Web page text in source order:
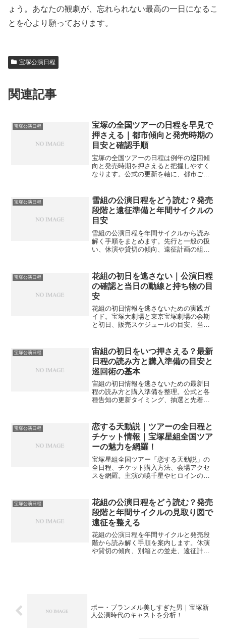
ょう。あなたの観劇が、忘れられない最高の一日になるこ
とを心より願っております。
宝塚公演日程
関連記事
宝塚公演日程
宝塚の全国ツアーの日程を早見で
押さえる｜都市傾向と発売時期の
目安と確認手順
宝塚の全国ツアーの日程は例年の巡回傾
向と発売時期を押さえると把握しやすく
なります。公式の更新を軸に、都市ごと
宝塚公演日程
雪組の公演日程をどう読む？発売
段階と遠征準備と年間サイクルの
目安
雪組の公演日程を年間サイクルから読み
解く手順をまとめます。先行と一般の扱
い、休演や貸切の傾向、遠征計画の組み
宝塚公演日程
花組の初日を逃さない｜公演日程
の確認と当日の動線と持ち物の目
安
花組の初日情報を逃さないための実践ガ
イド。宝塚大劇場と東京宝塚劇場の会期
と初日、販売スケジュールの目安、当日
宝塚公演日程
宙組の初日をいつ押さえる？最新
日程の読み方と購入準備の目安と
巡回術の基本
宙組の初日情報を逃さないための最新日
程の読み方と購入準備を整理。公式と各
種告知の更新タイミング、抽選と先着の
します。
宝塚公演日程
恋する天動説｜ツアーの全日程と
チケット情報｜宝塚星組全国ツア
ーの魅力を網羅！
宝塚星組全国ツアー「恋する天動説」の
全日程、チケット購入方法、会場アクセ
スを網羅。主演の暁千星やヒロインの魅
て、座席の特徴や周辺の宿泊施設情報ま
で、ファン必見の情報を詳しくお届けし
ます。
宝塚公演日程
花組の公演日程をどう読む？発売
段階と年間サイクルの見取り図で
遠征を整える
花組の公演日程を年間サイクルと発売段
階から読み解く手順を案内します。休演
や貸切の傾向、別箱との並走、遠征計画
ボー・ブランメル美しすぎた男｜宝塚新
人公演時代のキャストを分析！